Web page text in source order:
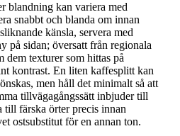
blandning kan variera med
snabbt och blanda om innan
känsla, servera med
på sidan; översatt från regionala
dem texturer som hittas på
kontrast. En liten kaffesplitt kan
men håll det minimalt så att
tillvägagångssätt inbjuder till
till färska örter precis innan
ostsubstitut för en annan ton.